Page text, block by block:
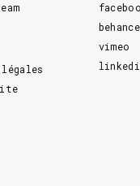
behance
vimeo